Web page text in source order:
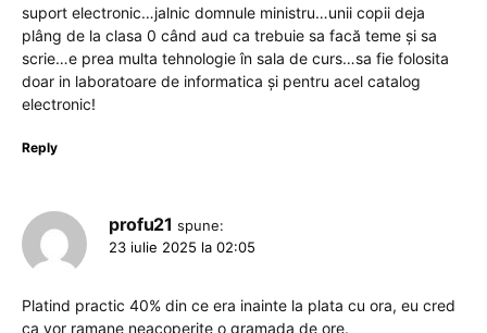
suport electronic…jalnic domnule ministru…unii copii deja
plâng de la clasa 0 când aud ca trebuie sa facă teme și sa
scrie…e prea multa tehnologie în sala de curs…sa fie folosita
doar in laboratoare de informatica și pentru acel catalog
electronic!
Reply
profu21 spune:
23 iulie 2025 la 02:05
Platind practic 40% din ce era inainte la plata cu ora, eu cred
ca vor ramane neacoperite o gramada de ore.